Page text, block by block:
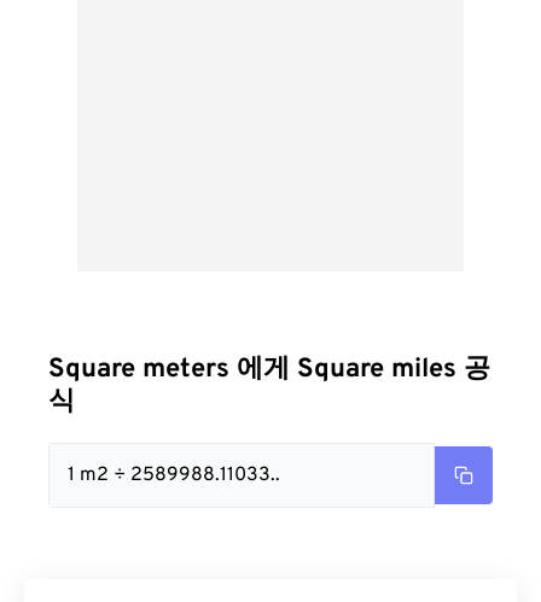
Square meters 에게 Square miles 공
식
1 m2 ÷ 2589988.11033..